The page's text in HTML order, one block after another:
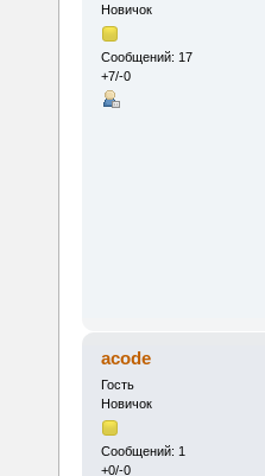
Новичок
Сообщений: 17
+7/-0
acode
Гость
Новичок
Сообщений: 1
+0/-0